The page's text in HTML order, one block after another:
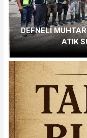
DEFNELİ
ATIK